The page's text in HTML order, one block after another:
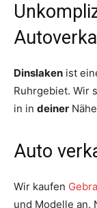
Dinslaken ist
Ruhrgebiet. Wir
in in deiner Nähe
Auto
Wir kaufen
und Modelle an.